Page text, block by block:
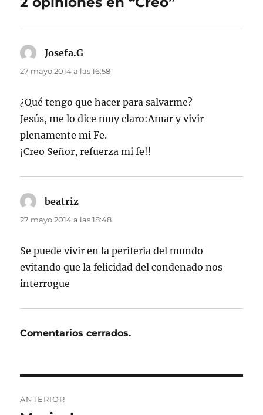
Josefa.G
27 mayo 2014 a las 16:58
¿Qué tengo que hacer para salvarme?
Jesús, me lo dice muy claro:Amar y vivir
plenamente mi Fe.
¡Creo Señor, refuerza mi fe!!
beatriz
27 mayo 2014 a las 18:48
Se puede vivir en la periferia del mundo
evitando que la felicidad del condenado nos
interrogue
Comentarios cerrados.
ANTERIOR